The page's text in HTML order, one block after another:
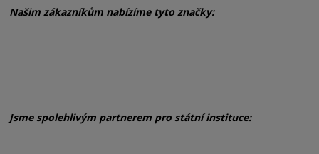
Našim zákazníkům nabízíme tyto značky:
Jsme spolehlivým partnerem pro státní instituce: